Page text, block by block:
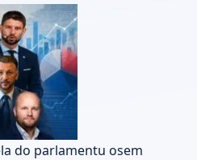
do parlamentu osem